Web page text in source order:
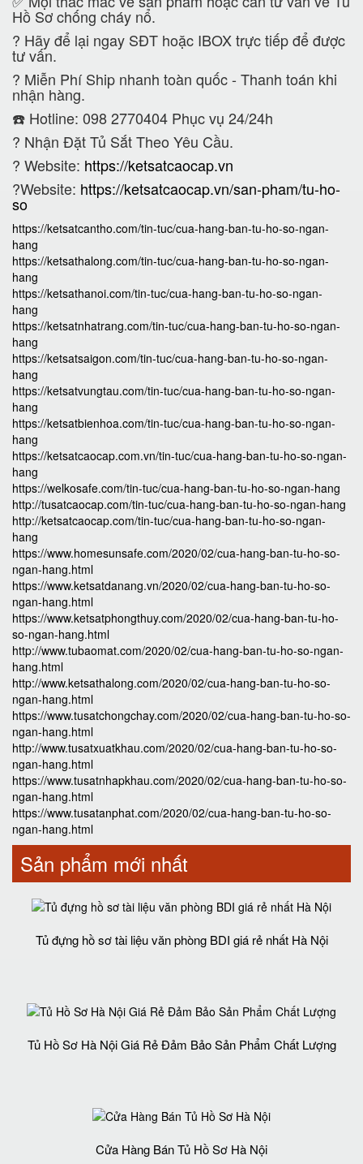
Hồ Sơ chống cháy nổ.
? Hãy để lại ngay SĐT hoặc IBOX trực tiếp để được
tư vấn.
? Miễn Phí Ship nhanh toàn quốc - Thanh toán khi
nhận hàng.
☎️ Hotline: 098 2770404 Phục vụ 24/24h
? Nhận Đặt Tủ Sắt Theo Yêu Cầu.
? Website: https://ketsatcaocap.vn
?Website: https://ketsatcaocap.vn/san-pham/tu-ho-
so
https://ketsatcantho.com/tin-tuc/cua-hang-ban-tu-ho-so-ngan-
hang
https://ketsathalong.com/tin-tuc/cua-hang-ban-tu-ho-so-ngan-
hang
https://ketsathanoi.com/tin-tuc/cua-hang-ban-tu-ho-so-ngan-
hang
https://ketsatnhatrang.com/tin-tuc/cua-hang-ban-tu-ho-so-ngan-
hang
https://ketsatsaigon.com/tin-tuc/cua-hang-ban-tu-ho-so-ngan-
hang
https://ketsatvungtau.com/tin-tuc/cua-hang-ban-tu-ho-so-ngan-
hang
https://ketsatbienhoa.com/tin-tuc/cua-hang-ban-tu-ho-so-ngan-
hang
https://ketsatcaocap.com.vn/tin-tuc/cua-hang-ban-tu-ho-so-ngan-
hang
https://welkosafe.com/tin-tuc/cua-hang-ban-tu-ho-so-ngan-hang
http://tusatcaocap.com/tin-tuc/cua-hang-ban-tu-ho-so-ngan-hang
http://ketsatcaocap.com/tin-tuc/cua-hang-ban-tu-ho-so-ngan-
hang
https://www.homesunsafe.com/2020/02/cua-hang-ban-tu-ho-so-
ngan-hang.html
https://www.ketsatdanang.vn/2020/02/cua-hang-ban-tu-ho-so-
ngan-hang.html
https://www.ketsatphongthuy.com/2020/02/cua-hang-ban-tu-ho-
so-ngan-hang.html
http://www.tubaomat.com/2020/02/cua-hang-ban-tu-ho-so-ngan-
hang.html
http://www.ketsathalong.com/2020/02/cua-hang-ban-tu-ho-so-
ngan-hang.html
https://www.tusatchongchay.com/2020/02/cua-hang-ban-tu-ho-so-
ngan-hang.html
http://www.tusatxuatkhau.com/2020/02/cua-hang-ban-tu-ho-so-
ngan-hang.html
https://www.tusatnhapkhau.com/2020/02/cua-hang-ban-tu-ho-so-
ngan-hang.html
https://www.tusatanphat.com/2020/02/cua-hang-ban-tu-ho-so-
ngan-hang.html
Sản phẩm mới nhất
Tủ đựng hồ sơ tài liệu văn phòng BDI giá rẻ nhất Hà Nội
Tủ Hồ Sơ Hà Nội Giá Rẻ Đảm Bảo Sản Phẩm Chất Lượng‎
Cửa Hàng Bán Tủ Hồ Sơ Hà Nội